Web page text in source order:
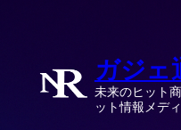
ガジェ
未来のヒット
ット情報メデ